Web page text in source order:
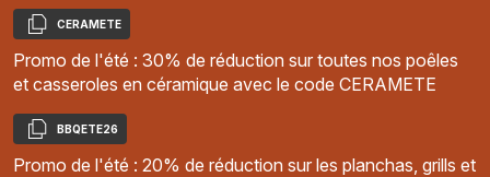
Copier
CERAMETE
Promo de l'été : 30% de réduction sur toutes nos poêles
et casseroles en céramique avec le code CERAMETE
Copier
BBQETE26
Promo de l'été : 20% de réduction sur les planchas, grills et